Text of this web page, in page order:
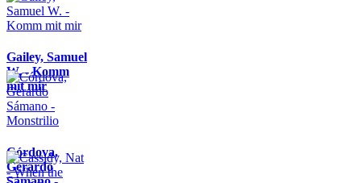
Gailey, Samuel
W. - Komm
mit mir
Córdova,
Gerardo